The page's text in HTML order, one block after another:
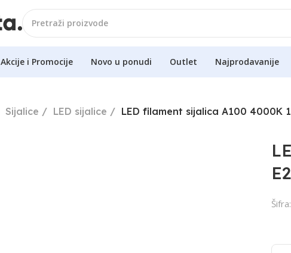
Akcije i Promocije Novo u ponudi Outlet Najprodavanije
Sijalice LED sijalice LED filament sijalica A100 4000K
Šifra: